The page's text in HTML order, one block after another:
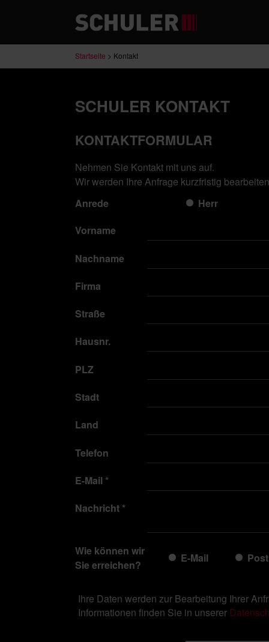
Startseite > Kontakt
SCHULER KONTAKT
KONTAKTFORMULAR
Nehmen Sie Kontakt mit uns auf.
Wir werden Ihre Anfrage kurzfristig
Anrede
Herr
Vorname
Nachname
Firma
Straße
Hausnr.
PLZ
Stadt
Land
Telefon
E-Mail *
Nachricht *
Wie können wir
Sie erreichen?
E-Mail Post
Ihre Daten werden zur Bearbeitung Ihrer
Informationen finden Sie in unserer